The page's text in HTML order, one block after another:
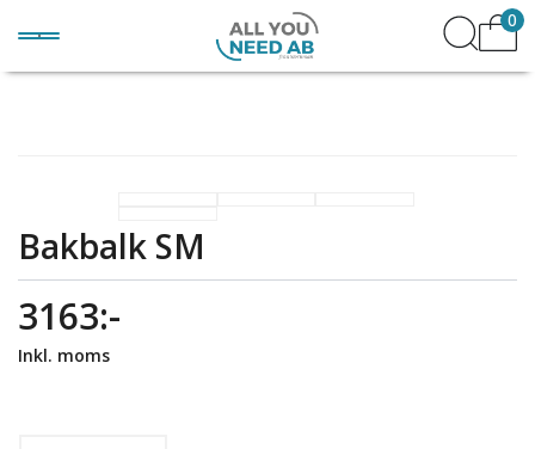
0
Bakbalk SM
3163:-
Inkl. moms